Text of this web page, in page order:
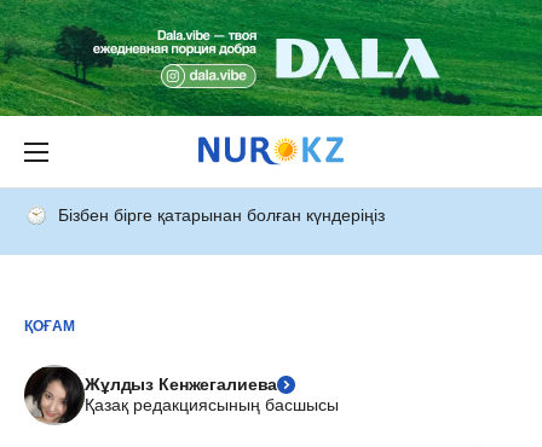
Бізбен бірге қатарынан болған күндеріңіз
ҚОҒАМ
Жұлдыз Кенжегалиева
Қазақ редакциясының басшысы